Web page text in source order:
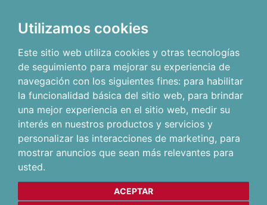
Utilizamos cookies
Este sitio web utiliza cookies y otras tecnologías
de seguimiento para mejorar su experiencia de
navegación con los siguientes fines: para habilitar
la funcionalidad básica del sitio web, para brindar
una mejor experiencia en el sitio web, medir su
interés en nuestros productos y servicios y
personalizar las interacciones de marketing, para
mostrar anuncios que sean más relevantes para
usted.
ACEPTAR